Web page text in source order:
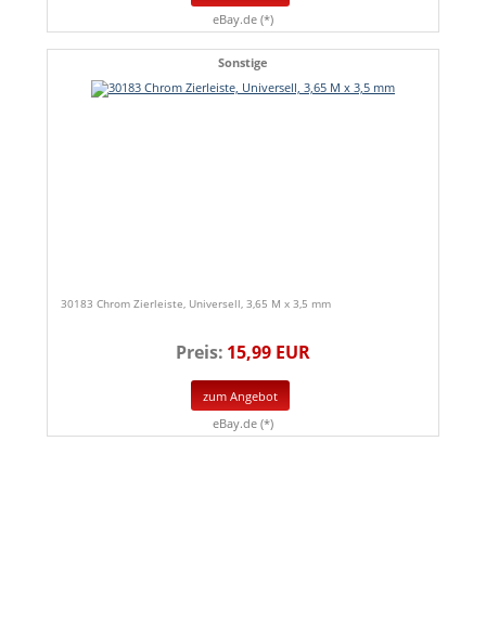
eBay.de (*)
Sonstige
30183 Chrom Zierleiste, Universell, 3,65 M x 3,5 mm
Preis: 15,99 EUR
zum Angebot
eBay.de (*)